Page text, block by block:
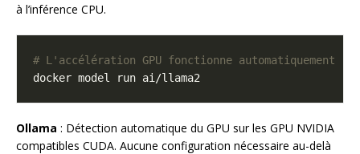
à l’inférence CPU.
# L'accélération GPU fonctionne automatiquement
Ollama : Détection automatique du GPU sur les GPU NVIDIA
compatibles CUDA. Aucune configuration nécessaire au-delà